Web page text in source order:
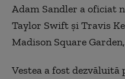
Adam Sandler a oficiat
Taylor Swift şi Travis
Madison Square
Vestea a fost